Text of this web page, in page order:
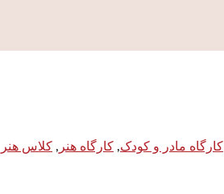
کارگاه مادر و کودک, کارگاه هنر , کلاس هنر